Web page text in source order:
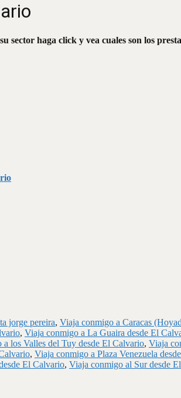
sector haga click y vea cuales son los
jorge pereira, Viaja conmigo a Caracas
, Viaja conmigo a La Guaira desde El
a los Valles del Tuy desde El Calvario, Viaja
, Viaja conmigo a Plaza Venezuela
El Calvario, Viaja conmigo al Sur desde